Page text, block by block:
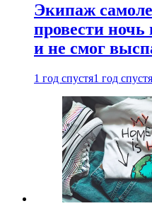
Экипаж
провести ночь
и не смог
1 год спустя1 год спустя